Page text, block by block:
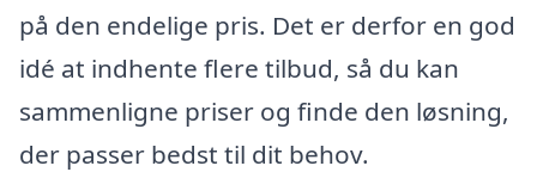
på den endelige pris. Det er derfor en god
idé at indhente flere tilbud, så du kan
sammenligne priser og finde den løsning,
der passer bedst til dit behov.